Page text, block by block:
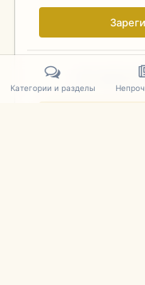
Уже
Категории и разделы